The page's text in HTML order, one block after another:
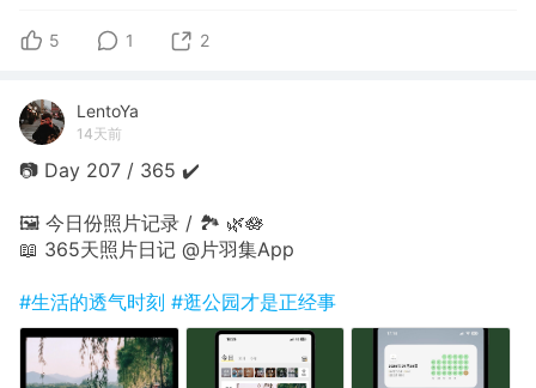
5 1 2
LentoYa
14天前
📷 Day 207 / 365 ✔️
🖼 今日份照片记录 / 🏞 🌿🪷
📖 365天照片日记 @片羽集App
#生活的透气时刻 #逛公园才是正经事